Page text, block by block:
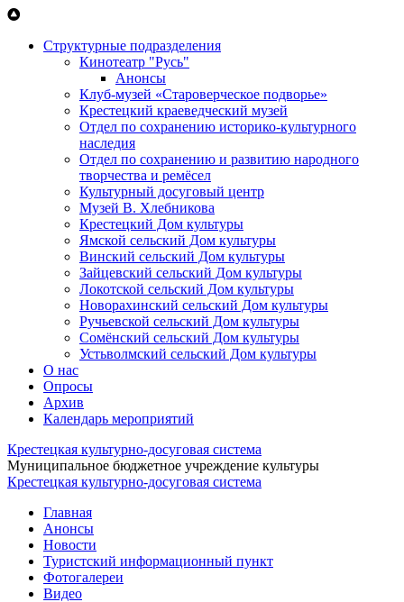
Перейти к основному содержанию
Структурные подразделения
Кинотеатр "Русь"
Анонсы
Клуб-музей «Староверческое подворье»
Крестецкий краеведческий музей
Отдел по сохранению историко-культурного
наследия
Отдел по сохранению и развитию народного
творчества и ремёсел
Культурный досуговый центр
Музей В. Хлебникова
Крестецкий Дом культуры
Ямской сельский Дом культуры
Винский сельский Дом культуры
Зайцевский сельский Дом культуры
Локотской сельский Дом культуры
Новорахинский сельский Дом культуры
Ручьевской сельский Дом культуры
Сомёнский сельский Дом культуры
Устьволмский сельский Дом культуры
О нас
Опросы
Архив
Календарь мероприятий
Крестецкая культурно-досуговая система
Муниципальное бюджетное учреждение культуры
Крестецкая культурно-досуговая система
Главная
Анонсы
Новости
Туристский информационный пункт
Фотогалереи
Видео